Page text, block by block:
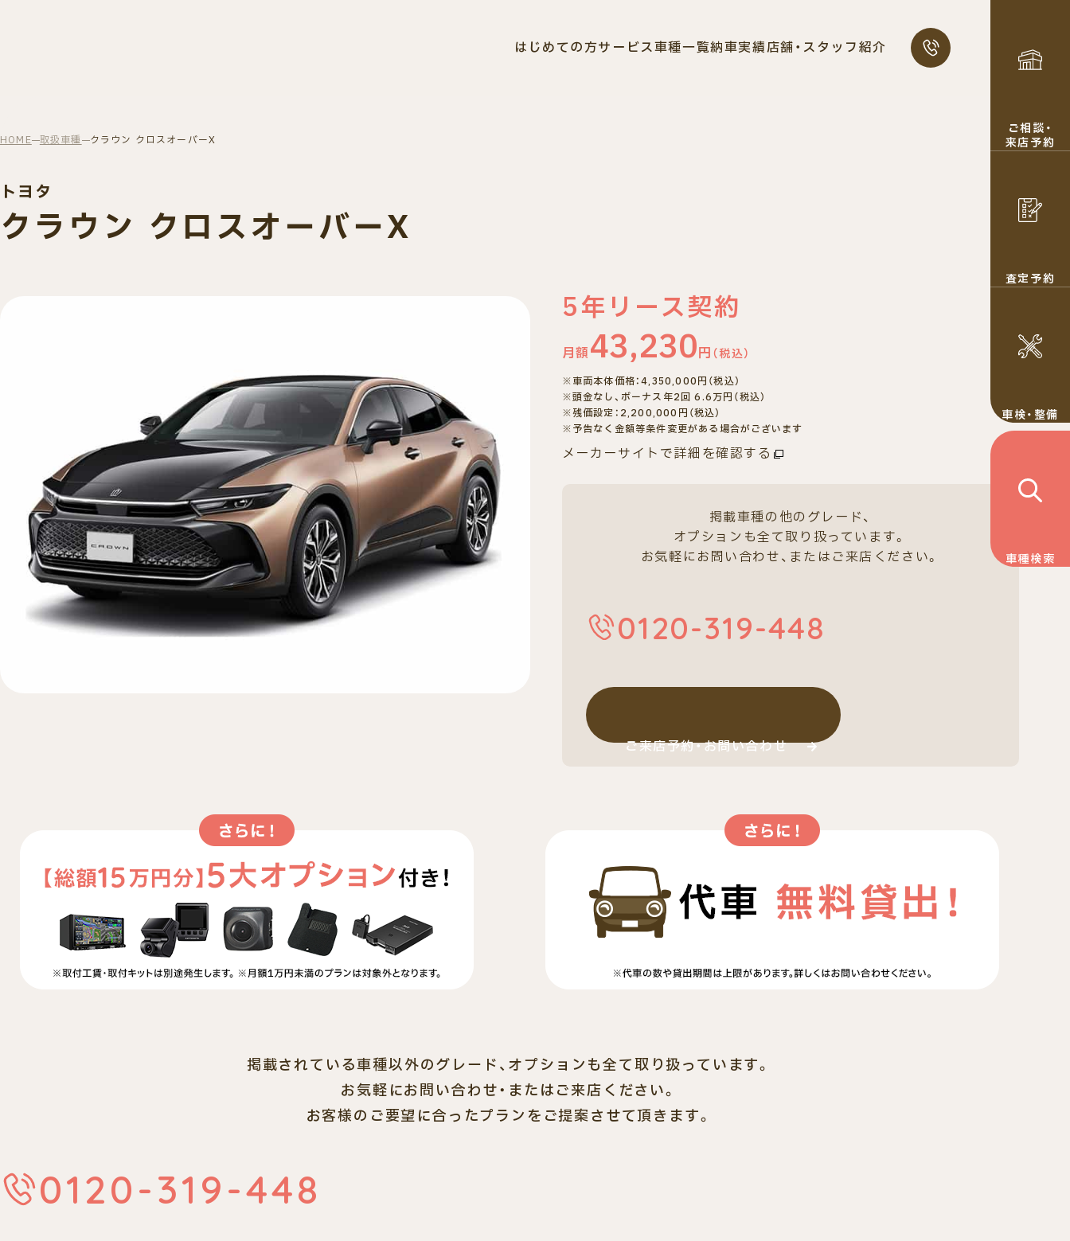
はじめての方サービス
中古車 車種一覧納車実績店舗・スタッフ紹介
ご相談・
来店予約
査定予約
車検・整備
車種検索
10:00〜18:00 毎週水曜定休
HOME 取扱車種 クラウン クロスオーバーX
トヨタ
クラウン クロスオーバーX
5年リース契約
月額43,230円（税込）
※車両本体価格：4,350,000円（税込）
※頭金なし、ボーナス年2回 6.6万円（税込）
※残価設定：2,200,000円（税込）
※予告なく金額等条件変更がある場合がございます
メーカーサイトで詳細を確認する
掲載車種の他のグレード、
オプションも全て取り扱っています。
お気軽にお問い合わせ、またはご来店ください。
0120-319-448
ご来店予約・お問い合わせ
掲載されている車種以外のグレード、オプションも全て取り扱っています。
お気軽にお問い合わせ・またはご来店ください。
お客様のご要望に合ったプランをご提案させて頂きます。
0120-319-448